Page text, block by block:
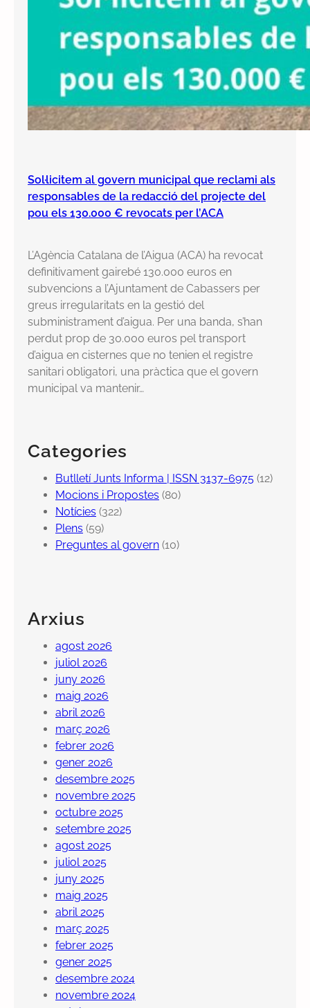
Sol·licitem al govern municipal que reclami als
responsables de la redacció del projecte del
pou els 130.000 € revocats per l’ACA
L’Agència Catalana de l’Aigua (ACA) ha revocat
definitivament gairebé 130.000 euros en
subvencions a l’Ajuntament de Cabassers per
greus irregularitats en la gestió del
subministrament d’aigua. Per una banda, s’han
perdut prop de 30.000 euros pel transport
d’aigua en cisternes que no tenien el registre
sanitari obligatori, una pràctica que el govern
municipal va mantenir…
Categories
Butlletí Junts Informa | ISSN 3137-6975 (12)
Mocions i Propostes (80)
Notícies (322)
Plens (59)
Preguntes al govern (10)
Arxius
agost 2026
juliol 2026
juny 2026
maig 2026
abril 2026
març 2026
febrer 2026
gener 2026
desembre 2025
novembre 2025
octubre 2025
setembre 2025
agost 2025
juliol 2025
juny 2025
maig 2025
abril 2025
març 2025
febrer 2025
gener 2025
desembre 2024
novembre 2024